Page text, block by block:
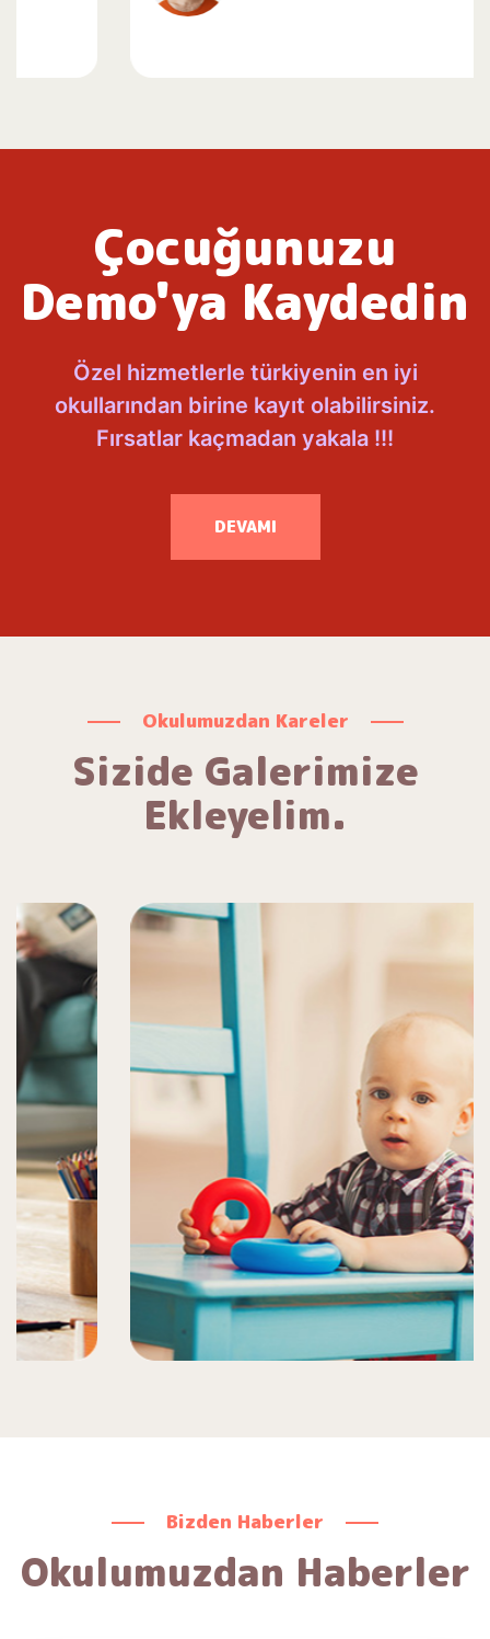
Çocuğunuzu
Demo'ya Kaydedin
Özel hizmetlerle türkiyenin en iyi
okullarından birine kayıt olabilirsiniz.
Fırsatlar kaçmadan yakala !!!
DEVAMI
Okulumuzdan Kareler
Sizide Galerimize
Ekleyelim.
Bizden Haberler
Okulumuzdan Haberler